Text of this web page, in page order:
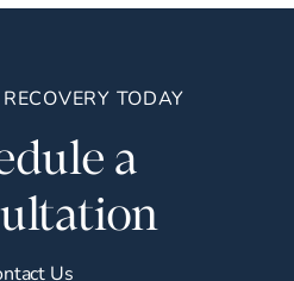
TODAY
a
Us